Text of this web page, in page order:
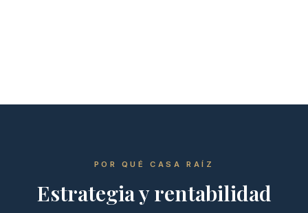
POR QUÉ CASA RAÍZ
Estrategia y rentabilidad